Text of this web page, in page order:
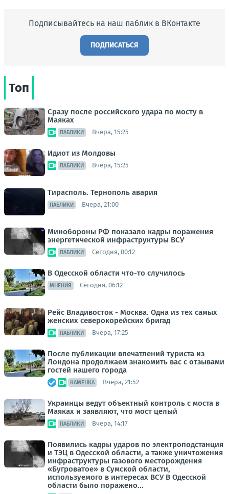
Подписывайтесь на наш паблик в ВКонтакте
ПОДПИСАТЬСЯ
Топ
Сразу после российского удара по мосту в
Маяках
ПАБЛИКИ Вчера, 15:25
Идиот из Молдовы
ПАБЛИКИ Вчера, 15:25
Тирасполь. Тернополь авария
ПАБЛИКИ Вчера, 21:00
Минобороны РФ показало кадры поражения
энергетической инфраструктуры ВСУ
ПАБЛИКИ Сегодня, 00:12
В Одесской области что-то случилось
МНЕНИЯ Сегодня, 06:12
Рейс Владивосток - Москва. Одна из тех самых
женских северокорейских бригад
ПАБЛИКИ Вчера, 17:25
После публикации впечатлений туриста из
Лондона продолжаем знакомить вас с отзывами
гостей нашего города
КАМЕНКА Вчера, 21:52
Украинцы ведут объектный контроль с моста в
Маяках и заявляют, что мост целый
ПАБЛИКИ Вчера, 14:17
Появились кадры ударов по электроподстанция
и ТЭЦ в Одесской области, а также уничтожения
инфраструктуры газового месторождения
«Бугроватое» в Сумской области,
используемого в интересах ВСУ В Одесской
области было поражено...